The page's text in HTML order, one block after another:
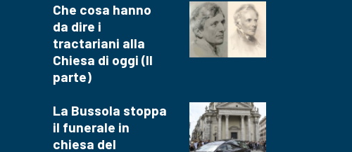
Che cosa hanno
da dire i
tractariani alla
Chiesa di oggi (II
parte)
La Bussola stoppa
il funerale in
chiesa del